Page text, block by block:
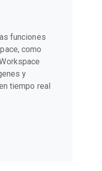
funciones
como
y
tiempo real